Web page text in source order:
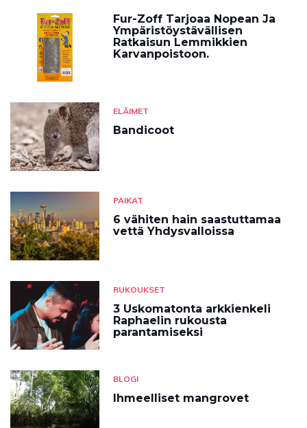
Fur-Zoff Tarjoaa Nopean Ja
Ympäristöystävällisen
Ratkaisun Lemmikkien
Karvanpoistoon.
ELÄIMET
Bandicoot
PAIKAT
6 vähiten hain saastuttamaa
vettä Yhdysvalloissa
RUKOUKSET
3 Uskomatonta arkkienkeli
Raphaelin rukousta
parantamiseksi
BLOGI
Ihmeelliset mangrovet